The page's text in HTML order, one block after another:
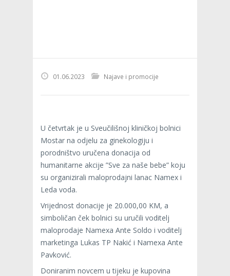
01.06.2023 Najave i promocije
U četvrtak je u Sveučilišnoj kliničkoj bolnici
Mostar na odjelu za ginekologiju i
porodništvo uručena donacija od
humanitarne akcije ”Sve za naše bebe” koju
su organizirali maloprodajni lanac Namex i
Leda voda.
Vrijednost donacije je 20.000,00 KM, a
simboličan ček bolnici su uručili voditelj
maloprodaje Namexa Ante Soldo i voditelj
marketinga Lukas TP Nakić i Namexa Ante
Pavković.
Doniranim novcem u tijeku je kupovina